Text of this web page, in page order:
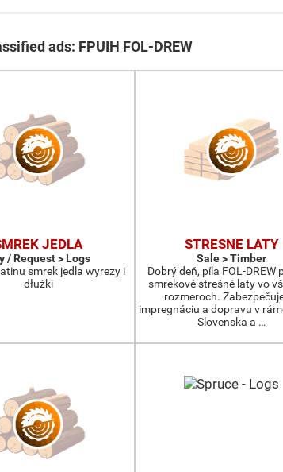
ads: FPUIH FOL-DREW
JEDLA
/ Request > Logs
smrek jedla wyrezy i
dłużki
STRESNE LATY
Sale > Timber
Dobrý deň, píla FOL-DREW
smrekové strešné laty vo
rozmeroch.
impregnáciu a dopravu v
Slovenska a …